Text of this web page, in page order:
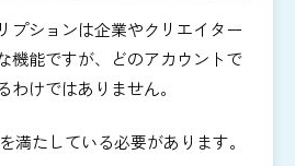
プションは企業やクリエイター
機能ですが、どのアカウントで
わけではありません。
満たしている必要があります。